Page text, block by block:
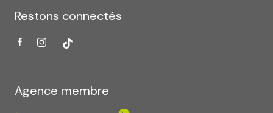
Restons connectés
Agence membre